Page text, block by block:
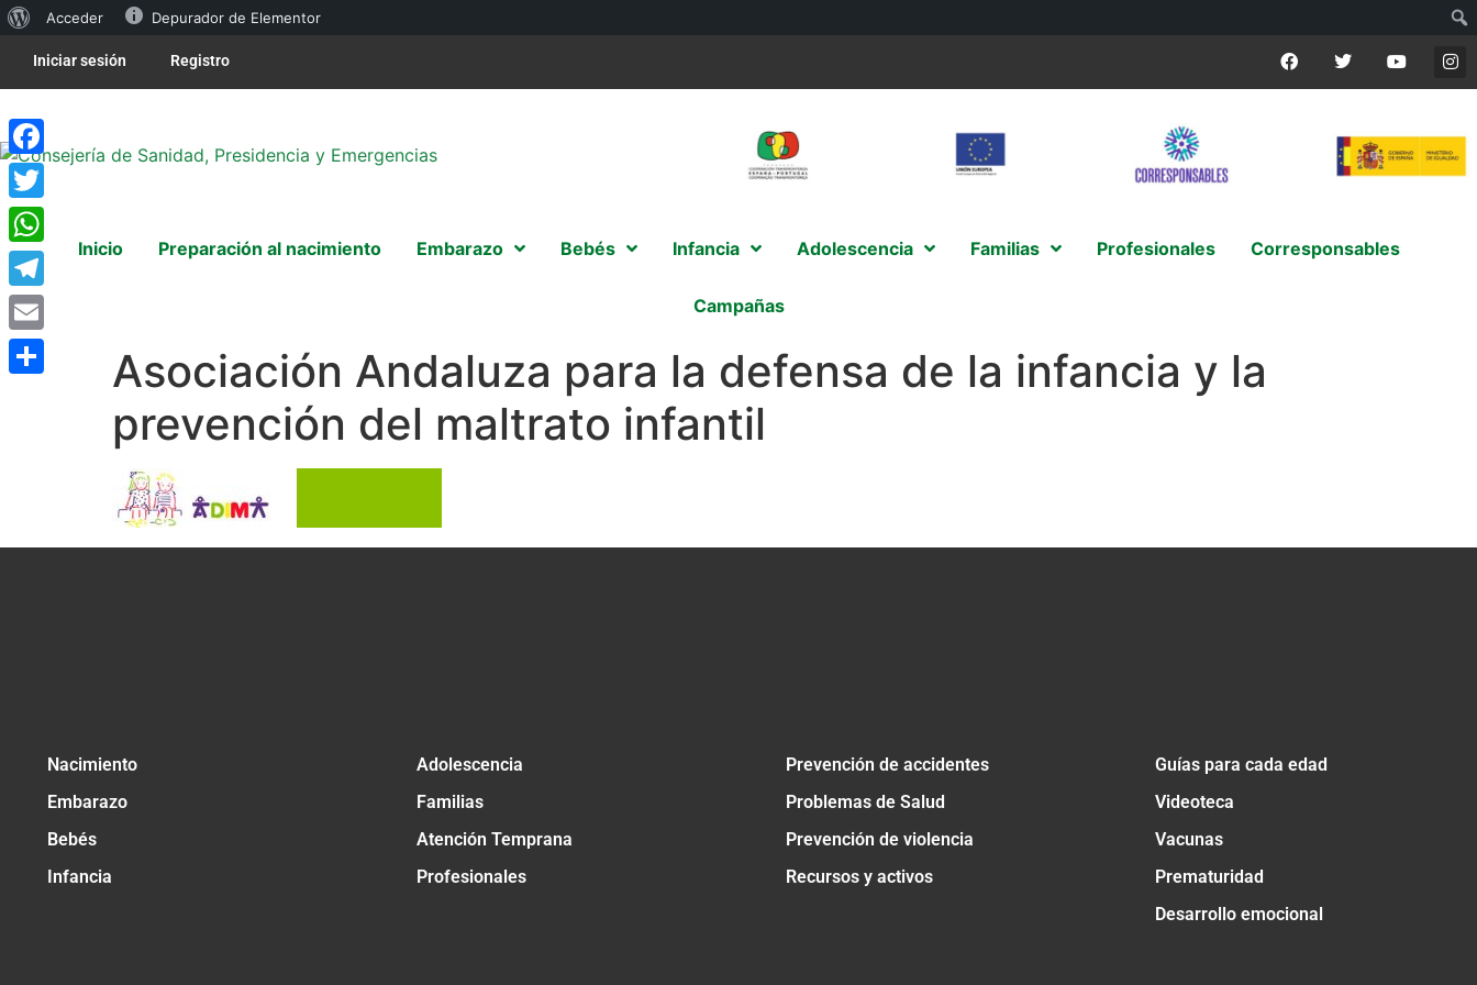
Acceder Depurador de Elementor
Iniciar sesión Registro
Inicio Preparación al nacimiento Embarazo Bebés Infancia Adolescencia Familias Profesionales Corresponsables
Campañas
Asociación Andaluza para la defensa de la infancia y la
prevención del maltrato infantil
Nacimiento
Embarazo
Bebés
Infancia
Adolescencia
Familias
Atención Temprana
Profesionales
Prevención de accidentes
Problemas de Salud
Prevención de violencia
Recursos y activos
Guías para cada edad
Videoteca
Vacunas
Prematuridad
Desarrollo emocional
Facebook
Twitter
WhatsApp
Telegram
Email